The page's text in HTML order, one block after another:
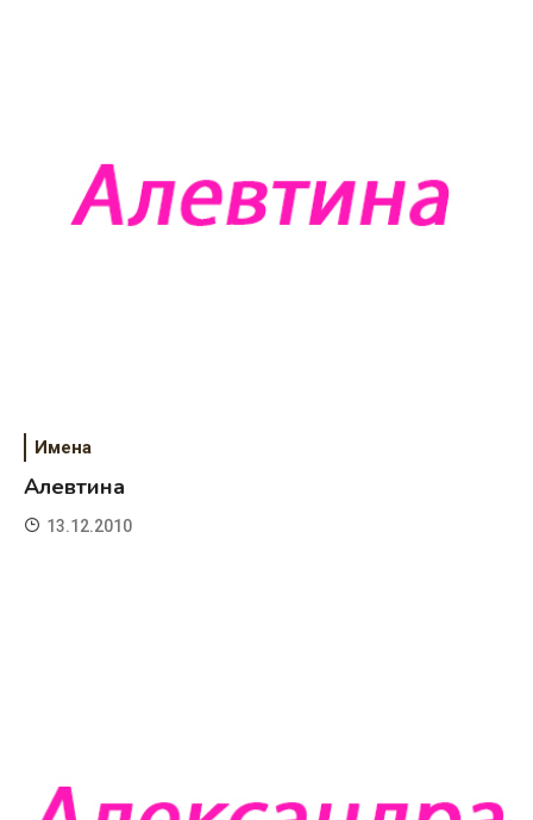
Имена
Алевтина
13.12.2010